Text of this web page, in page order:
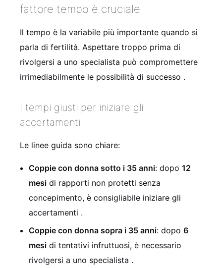
fattore tempo è cruciale
Il tempo è la variabile più importante quando si
parla di fertilità. Aspettare troppo prima di
rivolgersi a uno specialista può compromettere
irrimediabilmente le possibilità di successo .
I tempi giusti per iniziare gli
accertamenti
Le linee guida sono chiare:
Coppie con donna sotto i 35 anni: dopo 12
mesi di rapporti non protetti senza
concepimento, è consigliabile iniziare gli
accertamenti .
Coppie con donna sopra i 35 anni: dopo 6
mesi di tentativi infruttuosi, è necessario
rivolgersi a uno specialista .